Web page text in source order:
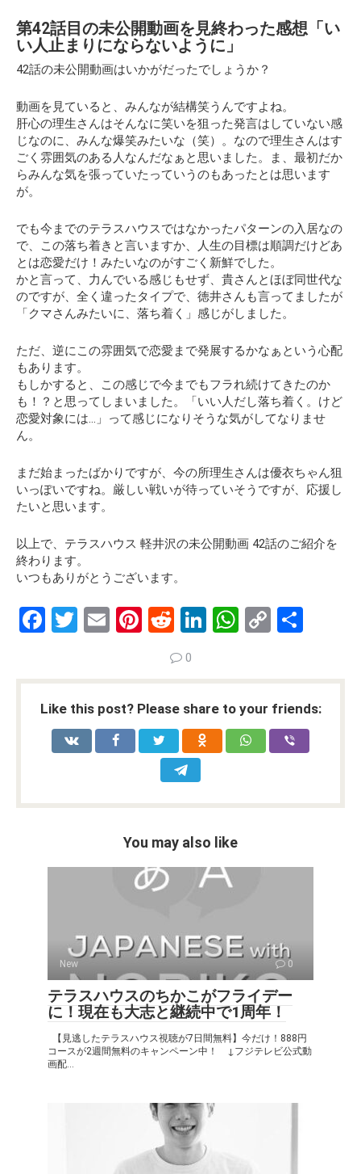
第42話目の未公開動画を見終わった感想「い
い人止まりにならないように」
42話の未公開動画はいかがだったでしょうか？
動画を見ていると、みんなが結構笑うんですよね。
肝心の理生さんはそんなに笑いを狙った発言はしていない感
じなのに、みんな爆笑みたいな（笑）。なので理生さんはす
ごく雰囲気のある人なんだなぁと思いました。ま、最初だか
らみんな気を張っていたっていうのもあったとは思います
が。
でも今までのテラスハウスではなかったパターンの入居なの
で、この落ち着きと言いますか、人生の目標は順調だけどあ
とは恋愛だけ！みたいなのがすごく新鮮でした。
かと言って、力んでいる感じもせず、貴さんとほぼ同世代な
のですが、全く違ったタイプで、徳井さんも言ってましたが
「クマさんみたいに、落ち着く」感じがしました。
ただ、逆にこの雰囲気で恋愛まで発展するかなぁという心配
もあります。
もしかすると、この感じで今までもフラれ続けてきたのか
も！？と思ってしまいました。「いい人だし落ち着く。けど
恋愛対象には…」って感じになりそうな気がしてなりませ
ん。
まだ始まったばかりですが、今の所理生さんは優衣ちゃん狙
いっぽいですね。厳しい戦いが待っていそうですが、応援し
たいと思います。
以上で、テラスハウス 軽井沢の未公開動画 42話のご紹介を
終わります。
いつもありがとうございます。
F
ce
b
o
o
T
tt
er
E
ail
Pi
er
es
t
R
e
d
di
t
Li
ke
dI
n
W
at
A
p
C
py
Li
n
k
ar
e
0
Like this post? Please share to your friends:
You may also like
New 0
テラスハウスのちかこがフライデー
に！現在も大志と継続中で1周年！
【見逃したテラスハウス視聴が7日間無料】今だけ！888円
コースが2週間無料のキャンペーン中！ ↓フジテレビ公式動
画配...